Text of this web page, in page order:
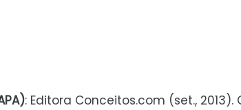
: Editora Conceitos.com (set.,